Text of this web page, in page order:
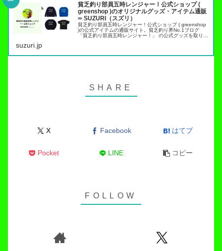
貧乏釣り部員五時レンジャー！公式ショップ (
greenshop )のオリジナルグッズ・アイテム通販
∞ SUZURI（スズリ）
貧乏釣り部員五時レンジャー！公式ショップ ( greenshop
)の公式アイテムの通販サイト。貧乏釣り界No.1ブログ
「貧乏釣り部員五時レンジャー！」 の公式グッズを取り扱
suzuri.jp
X Facebook はてブ
Pocket LINE コピー